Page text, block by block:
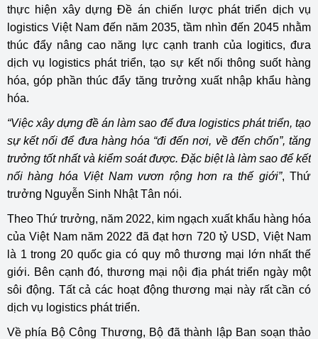
thực hiện xây dựng Đề án chiến lược phát triển dịch vụ
logistics Việt Nam đến năm 2035, tầm nhìn đến 2045 nhằm
thúc đẩy nâng cao năng lực cạnh tranh của logitics, đưa
dịch vụ logistics phát triển, tạo sự kết nối thông suốt hàng
hóa, góp phần thúc đẩy tăng trưởng xuất nhập khẩu hàng
hóa.
“Việc xây dựng đề án làm sao để đưa logistics phát triển, tạo
sự kết nối để đưa hàng hóa “đi đến nơi, về đến chốn”, tăng
trưởng tốt nhất và kiểm soát được. Đặc biệt là làm sao để kết
nối hàng hóa Việt Nam vươn rộng hơn ra thế giới”,Thứ
trưởng Nguyễn Sinh Nhật Tân nói.
Theo Thứ trưởng, năm 2022, kim ngạch xuất khẩu hàng hóa
của Việt Nam năm 2022 đã đạt hơn 720 tỷ USD, Việt Nam
là 1 trong 20 quốc gia có quy mô thương mại lớn nhất thế
giới. Bên cạnh đó, thương mại nội địa phát triển ngày một
sôi động. Tất cả các hoạt động thương mại này rất cần có
dịch vụ logistics phát triển.
Về phía Bộ Công Thương, Bộ đã thành lập Ban soạn thảo